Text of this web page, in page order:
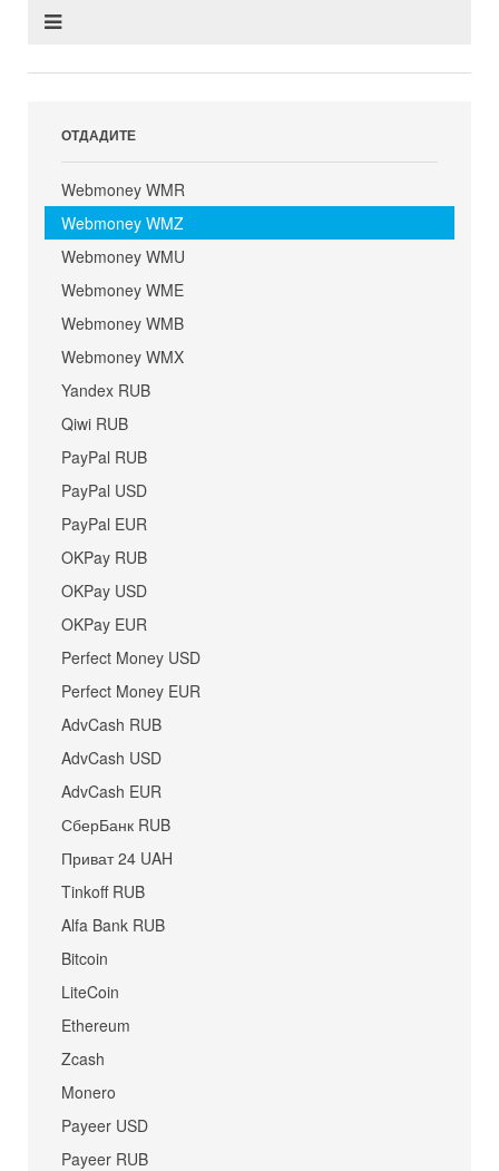
ОТДАДИТЕ
Webmoney WMR
Webmoney WMZ
Webmoney WMU
Webmoney WME
Webmoney WMB
Webmoney WMX
Yandex RUB
Qiwi RUB
PayPal RUB
PayPal USD
PayPal EUR
OKPay RUB
OKPay USD
OKPay EUR
Perfect Money USD
Perfect Money EUR
AdvCash RUB
AdvCash USD
AdvCash EUR
СберБанк RUB
Приват 24 UAH
Tinkoff RUB
Alfa Bank RUB
Bitcoin
LiteCoin
Ethereum
Zcash
Monero
Payeer USD
Payeer RUB